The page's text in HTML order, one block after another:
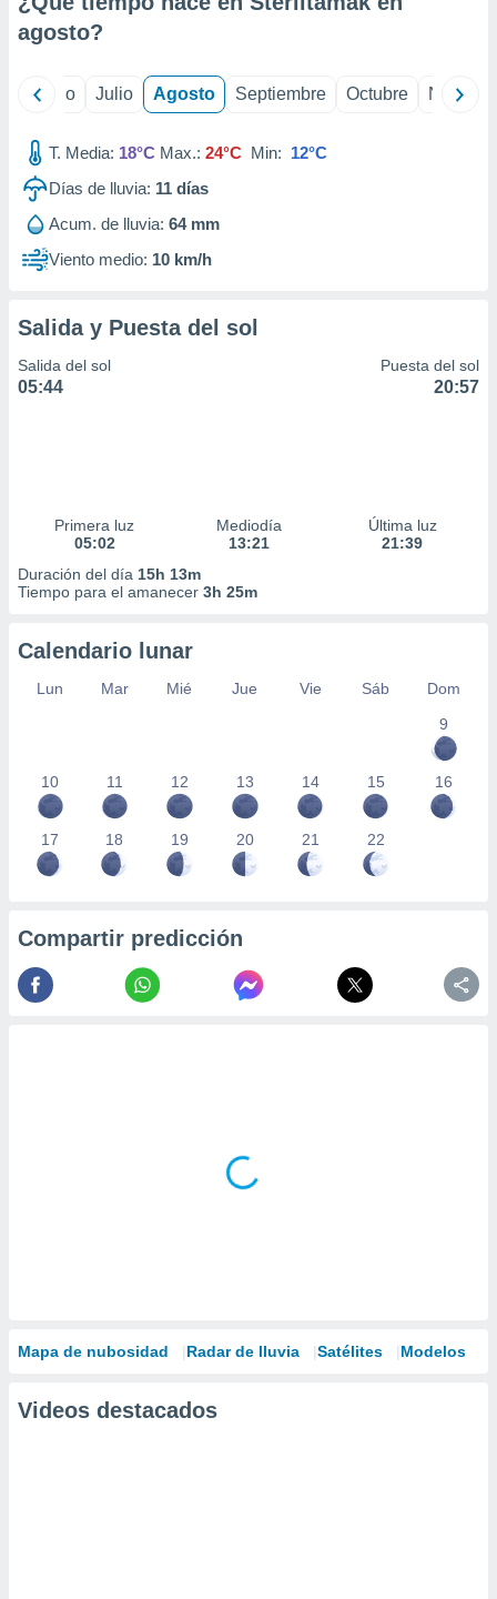
e
publicidad
publicidad
de
agosto?
Junio Julio Agosto Septiembre Octubre
T. Media: 18°C Max.: 24°C Min: 12°C
Días de lluvia: 11 días
Acum. de lluvia: 64 mm
Viento medio: 10 km/h
Salida y Puesta del sol
Salida del sol
05:44
Puesta del sol
20:57
Primera luz
05:02
Mediodía
13:21
Última luz
21:39
Duración del día 15h 13m
Tiempo para el amanecer 3h 25m
Calendario lunar
Lun Mar Mié Jue Vie Sáb
Dom
9
10 11 12 13 14 15 16
17 18 19 20 21 22
Compartir predicción
Mapa de nubosidad Radar de lluvia Satélites Modelos
Videos destacados